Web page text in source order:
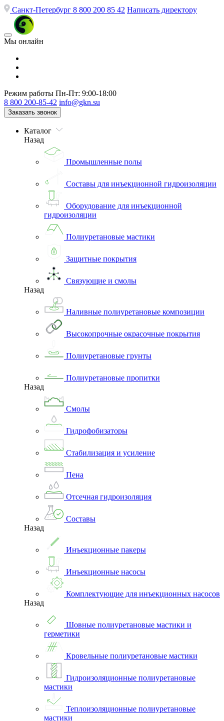
Санкт-Петербург 8 800 200 85 42 Написать директору
Мы онлайн
Режим работы Пн-Пт: 9:00-18:00
8 800 200-85-42 info@gkn.su
Заказать звонок
Каталог
Назад
Промышленные полы
Составы для инъекционной гидроизоляции
Оборудование для инъекционной
гидроизоляции
Полиуретановые мастики
Защитные покрытия
Связующие и смолы
Назад
Наливные полиуретановые композиции
Высокопрочные окрасочные покрытия
Полиуретановые грунты
Полиуретановые пропитки
Назад
Смолы
Гидрофобизаторы
Стабилизация и усиление
Пена
Отсечная гидроизоляция
Составы
Назад
Инъекционные пакеры
Инъекционные насосы
Комплектующие для инъекционных насосов
Назад
Шовные полиуретановые мастики и
герметики
Кровельные полиуретановые мастики
Гидроизоляционные полиуретановые
мастики
Теплоизоляционные полиуретановые
мастики